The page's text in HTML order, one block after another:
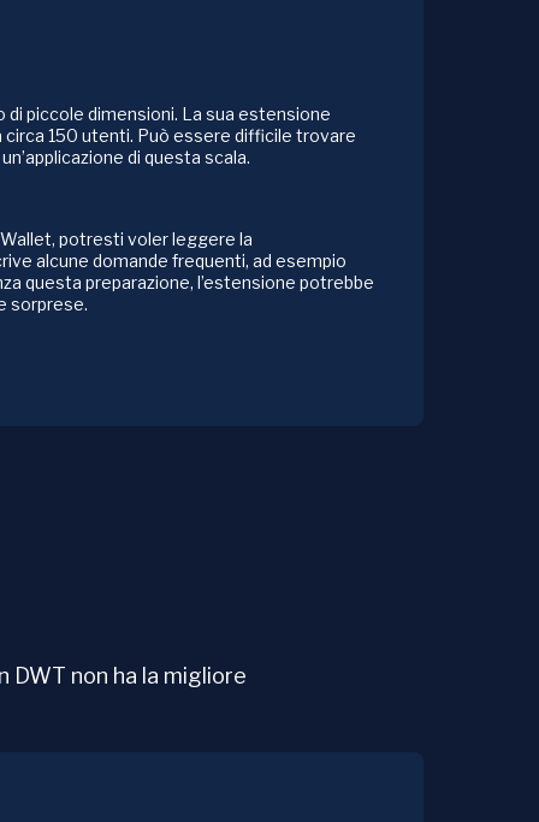
piccole dimensioni. La sua estensione
150 utenti. Può essere difficile trovare
di questa scala.
potresti voler leggere la
alcune domande frequenti, ad esempio
questa preparazione, l’estensione potrebbe
sorprese.
DWT non ha la migliore